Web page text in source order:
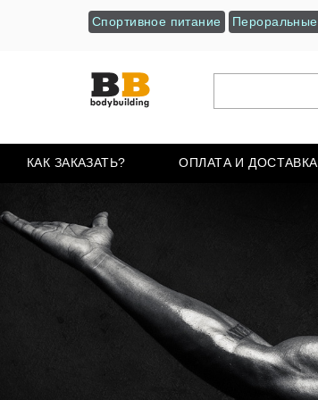
Спортивное питание Пероральные
КАК ЗАКАЗАТЬ? ОПЛАТА И ДОСТАВКА